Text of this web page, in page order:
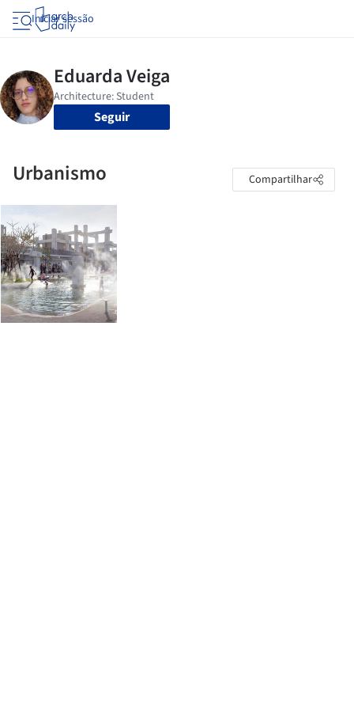
Iniciar sessão
Seguir
Urbanismo Compartilhar